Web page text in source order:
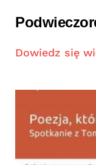
Dowiedz się